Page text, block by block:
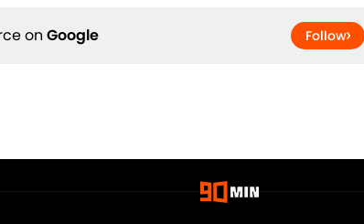
on Google Follow